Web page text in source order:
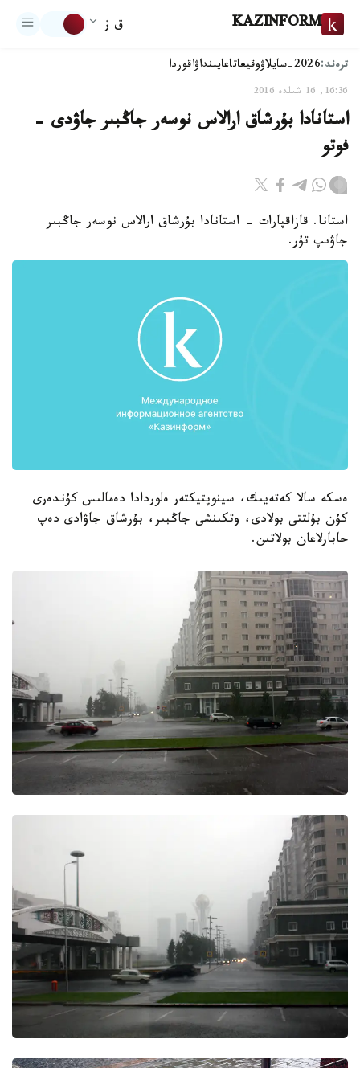
KAZINFORM ق ز
ترەند:2026-سايلاۋ وقيعاتاعايىنداۋاقوردا
16:36, 16 شىلدە 2016
استانادا بۇرشاق ارالاس نوسەر جاڭبىر جاۋدى -
فوتو
استانا. قازاقپارات - استانادا بۇرشاق ارالاس نوسەر جاڭبىر
جاۋىپ تۇر.
ەسكە سالا كەتەيىك، سينوپتيكتەر ەلوردادا دەمالىس كۇندەرى
كۇن بۇلتتى بولادى، وتكىنشى جاڭبىر، بۇرشاق جاۋادى دەپ
حابارلاعان بولاتىن.